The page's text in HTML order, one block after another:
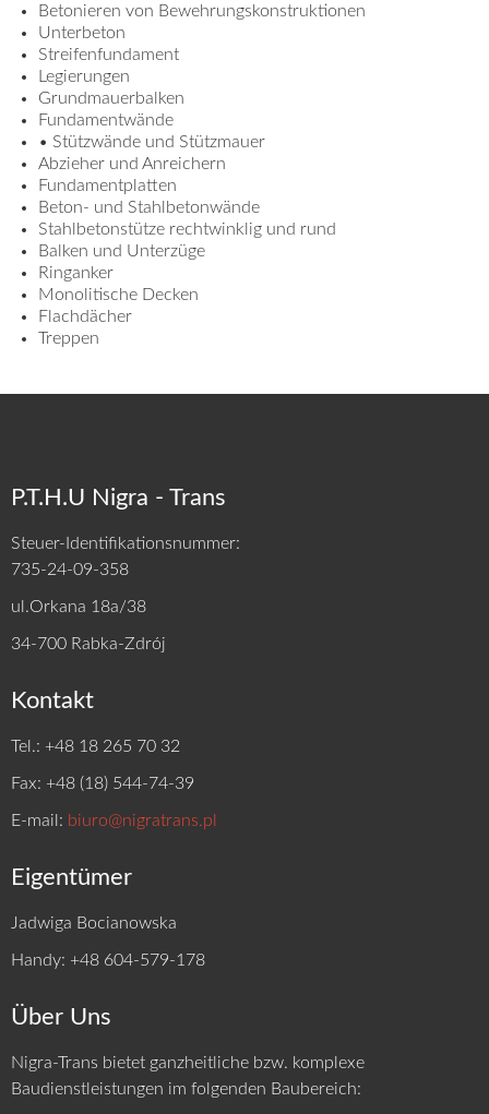
Betonieren von Bewehrungskonstruktionen
Unterbeton
Streifenfundament
Legierungen
Grundmauerbalken
Fundamentwände
• Stützwände und Stützmauer
Abzieher und Anreichern
Fundamentplatten
Beton- und Stahlbetonwände
Stahlbetonstütze rechtwinklig und rund
Balken und Unterzüge
Ringanker
Monolitische Decken
Flachdächer
Treppen
P.T.H.U Nigra - Trans
Steuer-Identifikationsnummer:
735-24-09-358
ul.Orkana 18a/38
34-700 Rabka-Zdrój
Kontakt
Tel.: +48 18 265 70 32
Fax: +48 (18) 544-74-39
E-mail: biuro@nigratrans.pl
Eigentümer
Jadwiga Bocianowska
Handy: +48 604-579-178
Über Uns
Nigra-Trans bietet ganzheitliche bzw. komplexe
Baudienstleistungen im folgenden Baubereich: